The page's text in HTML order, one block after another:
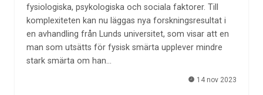
fysiologiska, psykologiska och sociala faktorer. Till
komplexiteten kan nu läggas nya forskningsresultat i
en avhandling från Lunds universitet, som visar att en
man som utsätts för fysisk smärta upplever mindre
stark smärta om han…
14 nov 2023